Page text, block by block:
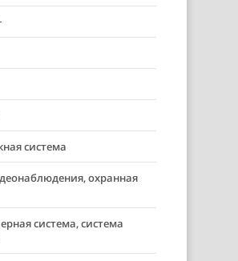
система
охранная
система, система